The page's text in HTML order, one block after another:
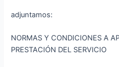
adjuntamos:
NORMAS Y CONDICIONES A
PRESTACIÓN DEL SERVICIO